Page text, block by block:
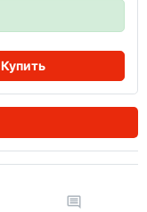
Купить